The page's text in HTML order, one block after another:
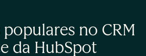
populares no CRM
da HubSpot